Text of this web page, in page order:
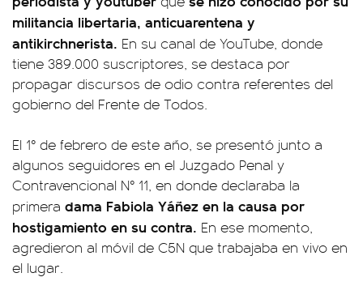
militancia libertaria, anticuarentena y
antikirchnerista. En su canal de YouTube, donde
tiene 389.000 suscriptores, se destaca por
propagar discursos de odio contra referentes del
gobierno del Frente de Todos.
El 1° de febrero de este año, se presentó junto a
algunos seguidores en el Juzgado Penal y
Contravencional N° 11, en donde declaraba la
primera dama Fabiola Yáñez en la causa por
hostigamiento en su contra. En ese momento,
agredieron al móvil de C5N que trabajaba en vivo en
el lugar.